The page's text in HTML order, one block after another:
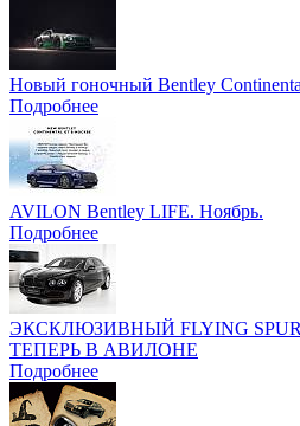
Новый гоночный Bentley
Подробнее
AVILON Bentley LIFE. Ноябрь.
Подробнее
ЭКСКЛЮЗИВНЫЙ FLYING SPUR
ТЕПЕРЬ В АВИЛОНЕ
Подробнее